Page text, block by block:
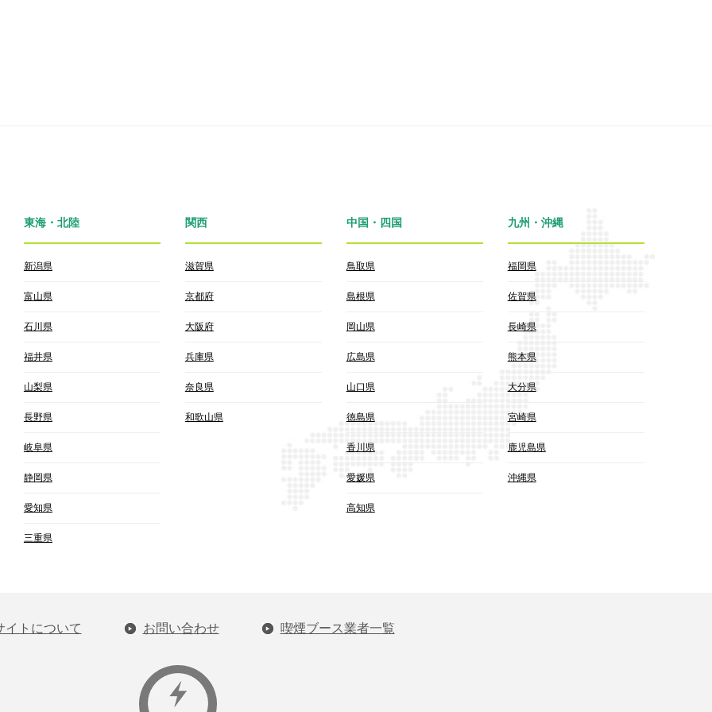
東海・北陸
新潟県
富山県
石川県
福井県
山梨県
長野県
岐阜県
静岡県
愛知県
三重県
関西
滋賀県
京都府
大阪府
兵庫県
奈良県
和歌山県
中国・四国
鳥取県
島根県
岡山県
広島県
山口県
徳島県
香川県
愛媛県
高知県
九州・沖縄
福岡県
佐賀県
長崎県
熊本県
大分県
宮崎県
鹿児島県
沖縄県
イトについて お問い合わせ 喫煙ブース業者一覧